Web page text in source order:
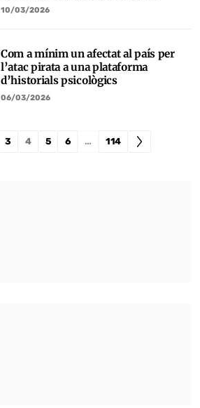
10/03/2026
Com a mínim un afectat al país per
l’atac pirata a una plataforma
d’historials psicològics
06/03/2026
3 4 5 6 … 114